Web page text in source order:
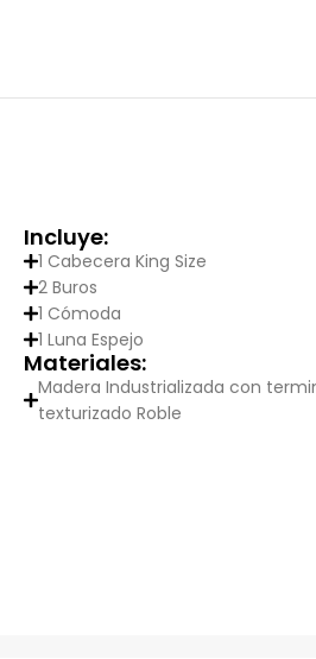
Incluye:
1 Cabecera King Size
2 Buros
1 Cómoda
1 Luna Espejo
Materiales:
Madera Industrializada con
texturizado Roble